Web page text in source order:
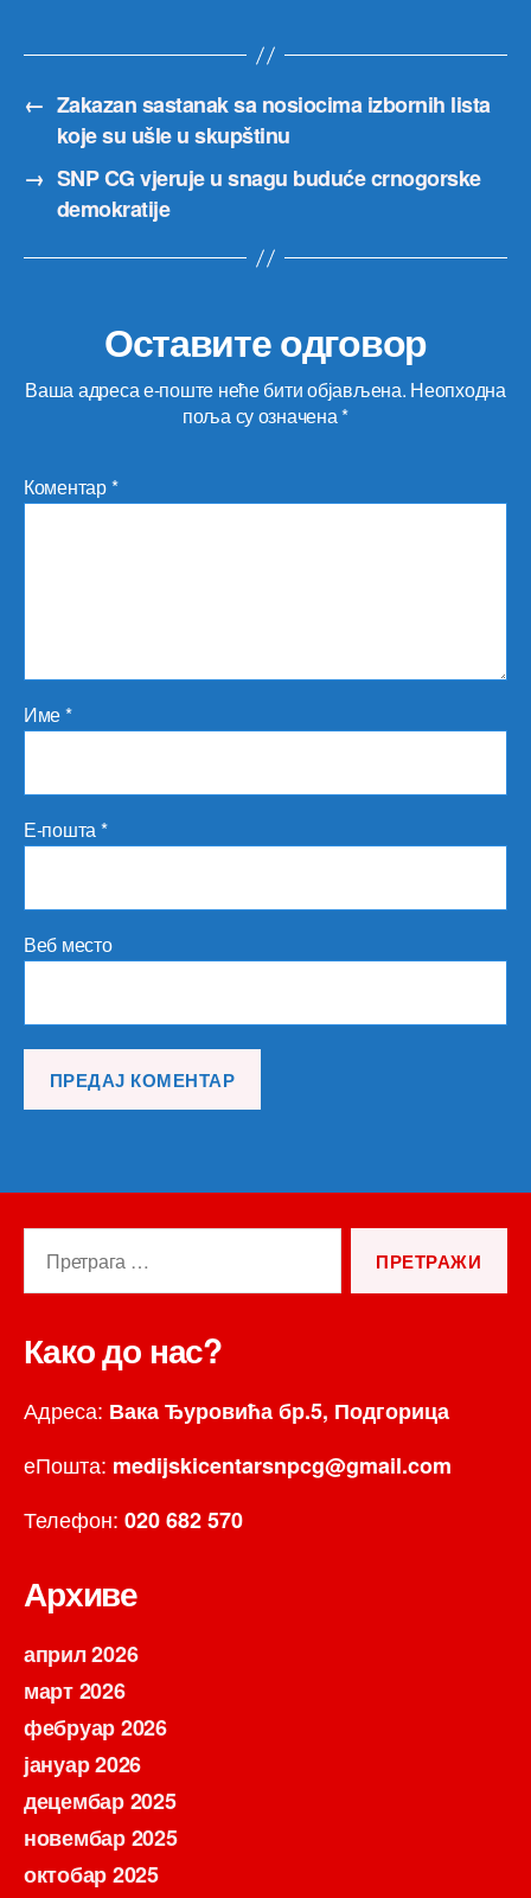
← Zakazan sastanak sa nosiocima izbornih lista
koje su ušle u skupštinu
→ SNP CG vjeruje u snagu buduće crnogorske
demokratije
Оставите одговор
Ваша адреса е-поште неће бити објављена. Неопходна
поља су означена*
Коментар*
Име*
Е-пошта*
Веб место
Како до нас?
Адреса: Вака Ђуровића бр.5, Подгорица
еПошта: medijskicentarsnpcg@gmail.com
Телефон: 020 682 570
Архиве
април 2026
март 2026
фебруар 2026
јануар 2026
децембар 2025
новембар 2025
октобар 2025